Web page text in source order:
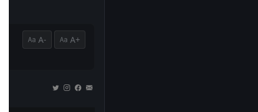
A- A+